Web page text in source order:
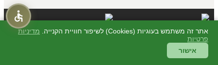
תשלום מאובטח
אתר זה משתמש בעוגיות (Cookies) לשיפור חוויית הקנייה.
מדיניות
פרטיות
אישור